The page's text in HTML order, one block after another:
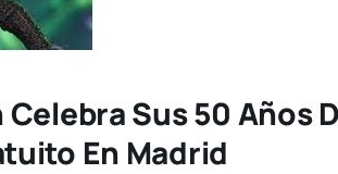
Sus 50 Años
En Madrid